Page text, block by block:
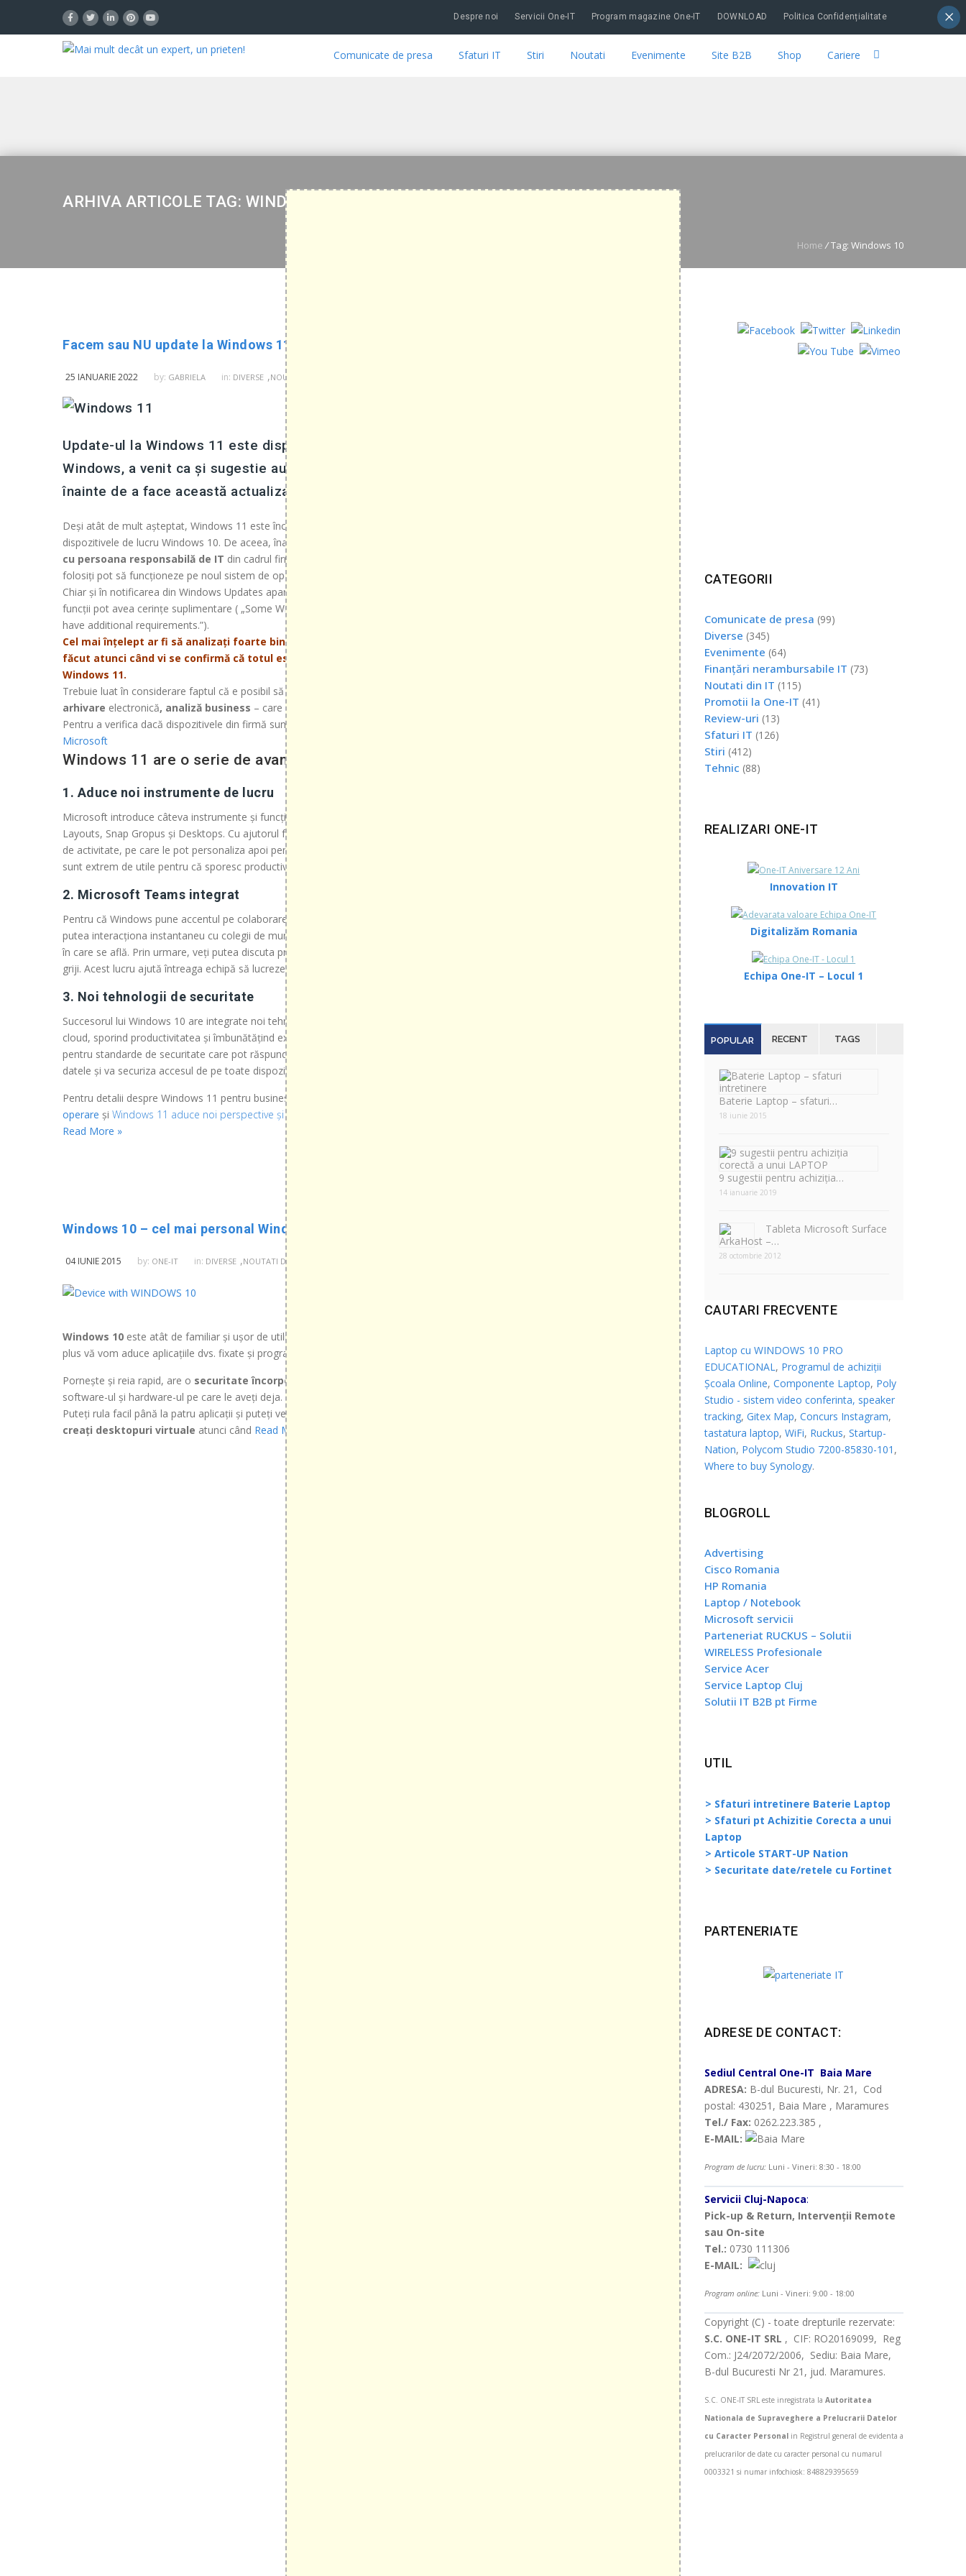
Despre noi Servicii One-IT Program magazine One-IT DOWNLOAD Politica Confidențialitate
Comunicate de presa Sfaturi IT Stiri Noutati Evenimente Site B2B Shop Cariere
ARHIVA ARTICOLE TAG: WINDOWS 10 ARCHIVES - ONE-IT BLOG
Home /Tag: Windows 10
Facem sau NU update la Windows 11? În special pentru sistemele Laptop sau PC folosite în firmă
25 IANUARIE 2022 by: GABRIELA in: DIVERSE ,NOUTATI DIN IT
Update-ul la Windows 11 este disponibil de ceva timp, iar la ultimele actualizări automate de
Windows, a venit ca și sugestie automată. Iată mai jos ce trebuie să luați în considerare
înainte de a face această actualizare.
Deși atât de mult așteptat, Windows 11 este încă în perioada de acomodare pentru utilizatorii și firmele care au încă instalat pe
dispozitivele de lucru Windows 10. De aceea, înainte de a face update la Windows 11, noi
cu persoana responsabilă de IT din cadrul firmei dumneavoastră, dacă aplicațiile care rulează în cadrul firmei și tot ceea ce
folosiți pot să funcționeze pe noul sistem de operare în condiții optime.
Chiar și în notificarea din Windows Updates apare: Unele funcții Windows 10 nu sunt disponibile în Windows 11. Anumite aplicații și
funcții pot avea cerințe suplimentare ( „Some Windows 10 features aren’t available in Windows 11. Certain apps and features may
have additional requirements.”).
Cel mai înțelept ar fi să analizați foarte bine posibilitatea de instalare a noului sistem de operare, iar acesta să fie
făcut atunci când vi se confirmă că totul este în regulă din punct de vedere tehnic și că este totul compatibil cu
Windows 11.
Trebuie luat în considerare faptul că e posibil să aveți instalate programe dedicate de business:
arhivare electronică, analiză business – care să nu fie încă 100% compatibile cu noul sistem de operare.
Pentru a verifica dacă dispozitivele din firmă sunt compatibile, verificați aici:
Microsoft
Windows 11 are o serie de avantaje pentru business:
1. Aduce noi instrumente de lucru
Microsoft introduce câteva instrumente și funcții dedicate pentru a ușura munca și a efectua mai multe sarcini simultan: Snap
Layouts, Snap Gropus și Desktops. Cu ajutorul funcției Desktops, utilizatorii vor putea crea desktopuri separate pentru fiecare tip
de activitate, pe care le pot personaliza apoi pentru a-și optimiza ecranul și a-și organiza ferestrele de lucru mai ușor. Aceste funcții
sunt extrem de utile pentru că sporesc productivitatea și eficiența taskurilor de zi cu zi.
2. Microsoft Teams integrat
Pentru că Windows pune accentul pe colaborare, noul sistem de operare va avea integrat Microsoft Teams. Astfel, utilizatorii vor
putea interacționa instantaneu cu colegii de muncă sau partenerii de afaceri, indiferent cu ce dispozitiv se conectează și de locația
în care se află. Prin urmare, veți putea discuta prin apel audio, video sau prin chat în mod gratuit și veți putea partaja informații fără
griji. Acest lucru ajută întreaga echipă să lucreze mai rapid și să comunice în timp real, chiar și de la distanță.
3. Noi tehnologii de securitate
Succesorul lui Windows 10 are integrate noi tehnologii de securitate care vor adăuga niveluri de protecție suplimentare de la cip la
cloud, sporind productivitatea și îmbunătățind experiența utilizatorilor. Noul sistem de operare este bazat pe modelul Zero Trust
pentru standarde de securitate care pot răspunde provocărilor aduse de evoluția amenințărilor cibernetice. Acest model va proteja
datele și va securiza accesul de pe toate dispozitivele.
Pentru detalii despre Windows 11 pentru business, accesați articolul
operare și Windows 11 aduce noi perspective și experiențe digitale intuitive
Read More »
Windows 10 – cel mai personal Windows de până acum
04 IUNIE 2015 by: ONE-IT in: DIVERSE ,NOUTATI DIN IT
Windows 10 este atât de familiar și ușor de utilizat, încât vă veți simți un expert. Meniul Start revine într-o formă avansată și în
plus vă vom aduce aplicațiile dvs. fixate și programele preferate, astfel încât să fie pregătite și să le puteți folosi.
Pornește și reia rapid, are o securitate încorporată mai mare
software-ul și hardware-ul pe care le aveți deja.
Puteți rula facil până la patru aplicații și puteți vedea deschizându-se toate sarcinile într-o singură vizualizare. Puteți chiar și să
creați desktopuri virtuale atunci când Read More »
CATEGORII
Comunicate de presa (99)
Diverse (345)
Evenimente (64)
Finanțări nerambursabile IT (73)
Noutati din IT (115)
Promotii la One-IT (41)
Review-uri (13)
Sfaturi IT (126)
Stiri (412)
Tehnic (88)
REALIZARI ONE-IT
Innovation IT
Digitalizăm Romania
Echipa One-IT – Locul 1
POPULAR RECENT TAGS
Baterie Laptop – sfaturi…
18 iunie 2015
9 sugestii pentru achiziția…
14 ianuarie 2019
Tableta Microsoft Surface
–…
28 octombrie 2012
CAUTARI FRECVENTE
Laptop cu WINDOWS 10 PRO
EDUCATIONAL , Programul de achiziții
Școala Online, Componente Laptop, Poly
Studio - sistem video conferinta, speaker
tracking, Gitex Map, Concurs Instagram,
tastatura laptop, WiFi, Ruckus, Startup-
Nation, Polycom Studio 7200-85830-101 ,
Where to buy Synology.
BLOGROLL
Advertising
Cisco Romania
HP Romania
Laptop / Notebook
Microsoft servicii
Parteneriat RUCKUS – Solutii
WIRELESS Profesionale
Service Acer
Service Laptop Cluj
Solutii IT B2B pt Firme
UTIL
> Sfaturi intretinere Baterie Laptop
> Sfaturi pt Achizitie Corecta a unui
Laptop
> Articole START-UP Nation
> Securitate date/retele cu Fortinet
PARTENERIATE
ADRESE DE CONTACT:
Sediul Central One-IT Baia Mare
ADRESA: B-dul Bucuresti, Nr. 21, Cod
postal: 430251, Baia Mare , Maramures
Tel./ Fax: 0262.223.385 ,
E-MAIL:
Program de lucru:Luni - Vineri: 8:30 - 18:00
Servicii Cluj-Napoca:
Pick-up & Return, Intervenții Remote
sau On-site
Tel.: 0730 111306
E-MAIL:
Program online:Luni - Vineri: 9:00 - 18:00
Copyright (C) - toate drepturile rezervate:
S.C. ONE-IT SRL , CIF: RO20169099, Reg
Com.: J24/2072/2006, Sediu: Baia Mare,
B-dul Bucuresti Nr 21, jud. Maramures.
S.C. ONE-IT SRL este inregistrata la Autoritatea
Nationala de Supraveghere a Prelucrarii Datelor
cu Caracter Personalin Registrul general de evidenta a
prelucrarilor de date cu caracter personal cu numarul
0003321 si numar infochiosk: 848829395659
×